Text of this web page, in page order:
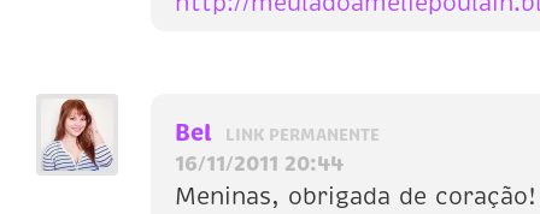
Bel LINK PERMANENTE
16/11/2011 20:44
Meninas, obrigada de